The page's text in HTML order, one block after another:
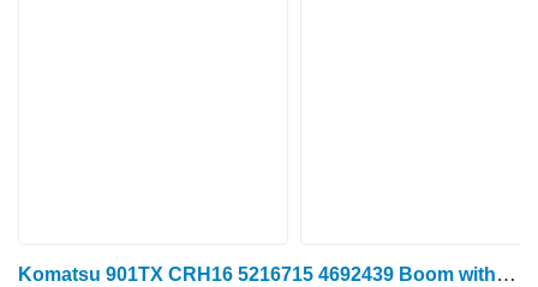
Komatsu 901TX CRH16 5216715 4692439 Boom with Telescope